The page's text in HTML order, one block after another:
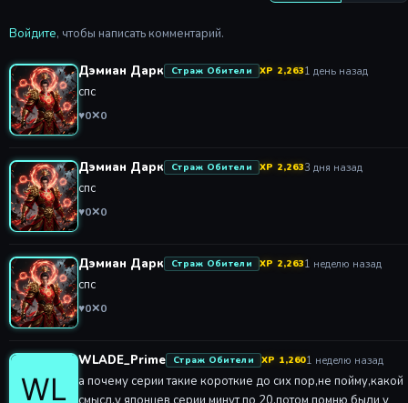
Войдите, чтобы написать комментарий.
Дэмиан Дарк Страж Обители XP 2,2631 день назад
спс
♥0✕0
Дэмиан Дарк Страж Обители XP 2,2633 дня назад
спс
♥0✕0
Дэмиан Дарк Страж Обители XP 2,2631 неделю назад
спс
♥0✕0
WLADE_Prime Страж Обители XP 1,2601 неделю назад
а почему серии такие короткие до сих пор,не пойму,какой